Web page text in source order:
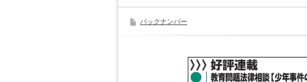
バックナンバー